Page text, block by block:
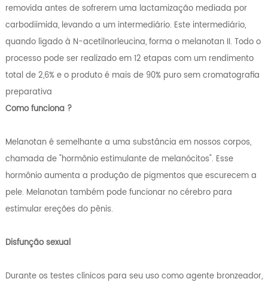
removida antes de sofrerem uma lactamização mediada por
carbodiimida, levando a um intermediário. Este intermediário,
quando ligado à N-acetilnorleucina, forma o melanotan II. Todo o
processo pode ser realizado em 12 etapas com um rendimento
total de 2,6% e o produto é mais de 90% puro sem cromatografia
preparativa
Como funciona ?
Melanotan é semelhante a uma substância em nossos corpos,
chamada de "hormônio estimulante de melanócitos". Esse
hormônio aumenta a produção de pigmentos que escurecem a
pele. Melanotan também pode funcionar no cérebro para
estimular ereções do pênis.
Disfunção sexual
Durante os testes clínicos para seu uso como agente bronzeador,